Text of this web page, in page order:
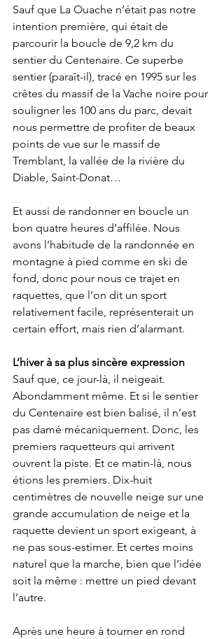
Sauf que La Ouache n’était pas notre
intention première, qui était de
parcourir la boucle de 9,2 km du
sentier du Centenaire. Ce superbe
sentier (paraît-il), tracé en 1995 sur les
crêtes du massif de la Vache noire pour
souligner les 100 ans du parc, devait
nous permettre de profiter de beaux
points de vue sur le massif de
Tremblant, la vallée de la rivière du
Diable, Saint-Donat…
Et aussi de randonner en boucle un
bon quatre heures d’affilée. Nous
avons l’habitude de la randonnée en
montagne à pied comme en ski de
fond, donc pour nous ce trajet en
raquettes, que l’on dit un sport
relativement facile, représenterait un
certain effort, mais rien d’alarmant.
L’hiver à sa plus sincère expression
Sauf que, ce jour-là, il neigeait.
Abondamment même. Et si le sentier
du Centenaire est bien balisé, il n’est
pas damé mécaniquement. Donc, les
premiers raquetteurs qui arrivent
ouvrent la piste. Et ce matin-là, nous
étions les premiers. Dix-huit
centimètres de nouvelle neige sur une
grande accumulation de neige et la
raquette devient un sport exigeant, à
ne pas sous-estimer. Et certes moins
naturel que la marche, bien que l’idée
soit la même : mettre un pied devant
l’autre.
Après une heure à tourner en rond